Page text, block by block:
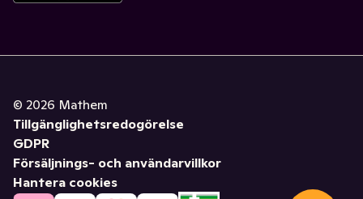
© 2026 Mathem
Tillgänglighetsredogörelse
GDPR
Försäljnings- och användarvillkor
Hantera cookies